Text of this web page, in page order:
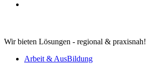
Wir bieten Lösungen - regional & praxisnah!
Arbeit & AusBildung